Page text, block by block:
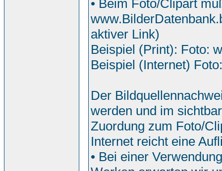
• Beim Foto/Clipart
aktiver Link)
Beispiel (Print): Foto:
Beispiel (Internet)
Der
werden und im
Zuordung zum Foto/
Internet reicht eine
• Bei einer